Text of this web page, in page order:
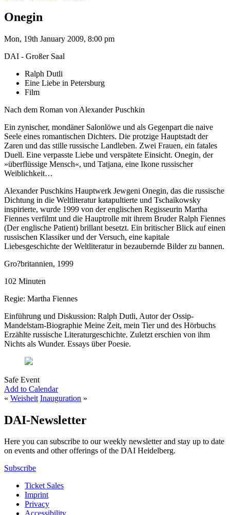
Onegin
Mon, 19th January 2009, 8:00 pm
DAI - Großer Saal
Ralph Dutli
Eine Liebe in Petersburg
Film
Nach dem Roman von Alexander Puschkin
Ein zynischer, mondäner Salonlöwe und als Gegenpart die naive
Seele eines romantischen Dichters. Die protzige Hauptstadt der
Zaren und das stille russische Landleben. Zwei Frauen, ein fatales
Duell. Eine verpasste Liebe und verspätete Einsicht. Onegin, der
»überflüssige Mensch«, und Tatjana, eine Ikone russischer
Weiblichkeit…
Alexander Puschkins Hauptwerk Jewgeni Onegin, das die russische
Dichtung in die Weltliteratur katapultierte und Tschaikowsky
inspirierte, wurde 1999 von der englischen Regisseurin Martha
Fiennes verfilmt und die Hauptrolle mit ihrem Bruder Ralph Fiennes
(Der englische Patient) brillant besetzt. Ein britischer Blick auf einen
russischen Klassiker und der Versuch, eine kapitale
Liebesgeschichte der Weltliteratur in bezaubernde Bilder zu bannen.
Gro?britannien, 1999
102 Minuten
Regie: Martha Fiennes
Einführung und Diskussion: Ralph Dutli, Autor der Ossip-
Mandelstam-Biographie Meine Zeit, mein Tier und des Hörbuchs
Erzählte russische Literaturgeschichte. Zuletzt erschien von ihm
Nichts als Wunder. Essays über Poesie.
Safe Event
Add to Calendar
« Weisheit Inauguration »
DAI-Newsletter
Here you can subscribe to our weekly newsletter and stay up to date
on events and other offerings of the DAI Heidelberg.
Subscribe
Ticket Sales
Imprint
Privacy